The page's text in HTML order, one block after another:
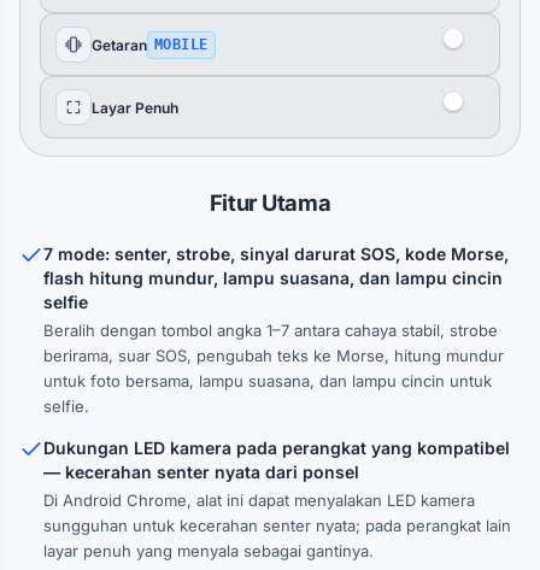
Getaran MOBILE
Layar Penuh
Fitur Utama
7 mode: senter, strobe, sinyal darurat SOS, kode Morse,
flash hitung mundur, lampu suasana, dan lampu cincin
selfie
Beralih dengan tombol angka 1–7 antara cahaya stabil, strobe
berirama, suar SOS, pengubah teks ke Morse, hitung mundur
untuk foto bersama, lampu suasana, dan lampu cincin untuk
selfie.
Dukungan LED kamera pada perangkat yang kompatibel
— kecerahan senter nyata dari ponsel
Di Android Chrome, alat ini dapat menyalakan LED kamera
sungguhan untuk kecerahan senter nyata; pada perangkat lain
layar penuh yang menyala sebagai gantinya.